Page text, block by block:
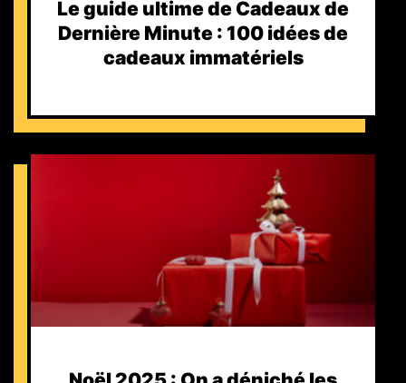
Le guide ultime de Cadeaux de
Dernière Minute : 100 idées de
cadeaux immatériels